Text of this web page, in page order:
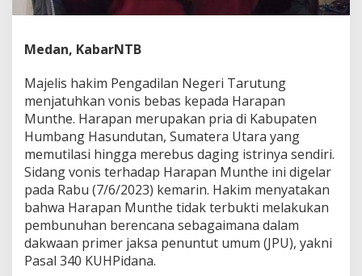
D
g
i
n
g
I
s
t
r
i
n
a
Medan, KabarNTB
Majelis hakim Pengadilan Negeri Tarutung
menjatuhkan vonis bebas kepada Harapan
Munthe. Harapan merupakan pria di Kabupaten
Humbang Hasundutan, Sumatera Utara yang
memutilasi hingga merebus daging istrinya sendiri.
Sidang vonis terhadap Harapan Munthe ini digelar
pada Rabu (7/6/2023) kemarin. Hakim menyatakan
bahwa Harapan Munthe tidak terbukti melakukan
pembunuhan berencana sebagaimana dalam
dakwaan primer jaksa penuntut umum (JPU), yakni
Pasal 340 KUHPidana.